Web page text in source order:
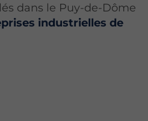
dans le Puy-de-Dôme
industrielles de